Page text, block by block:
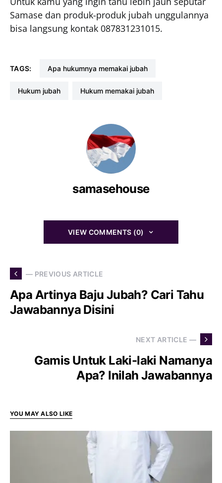
Samase dan produk-produk jubah unggulannya
bisa langsung kontak 087831231015.
TAGS: apa hukumnya memakai jubah
hukum jubah hukum memakai jubah
samasehouse
VIEW COMMENTS (0)
— PREVIOUS ARTICLE
Apa Artinya Baju Jubah? Cari Tahu
Jawabannya Disini
NEXT ARTICLE —
Gamis Untuk Laki-laki Namanya
Apa? Inilah Jawabannya
YOU MAY ALSO LIKE